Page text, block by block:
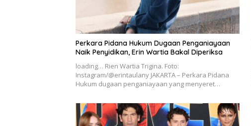
Perkara Pidana Hukum Dugaan Penganiayaan
Naik Penyidikan, Erin Wartia Bakal Diperiksa
loading… Rien Wartia Trigina. Foto:
Instagram/@erintaulany JAKARTA – Perkara Pidana
Hukum dugaan penganiayaan yang menyeret…